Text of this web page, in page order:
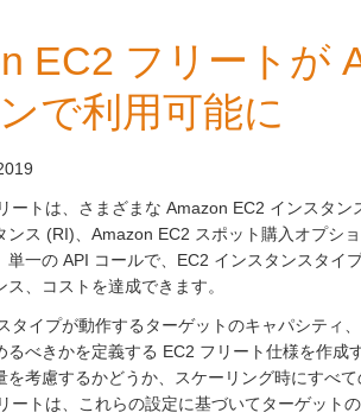
EC2 フリートが
で利用可能に
ートは、さまざまな Amazon EC2 インスタ
ンス (RI)、Amazon EC2 スポット購入オプシ
単一の API コールで、EC2 インスタンスタイ
、コストを達成できます。
タイプが動作するターゲットのキャパシティ
るべきかを定義する EC2 フリート仕様を作
を考慮するかどうか、スケーリング時にすべ
ートは、これらの設定に基づいてターゲット